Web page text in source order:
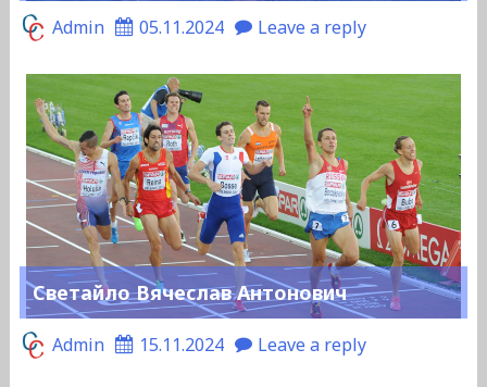
Admin 05.11.2024 Leave a reply
Светайло Вячеслав Антонович
Admin 15.11.2024 Leave a reply